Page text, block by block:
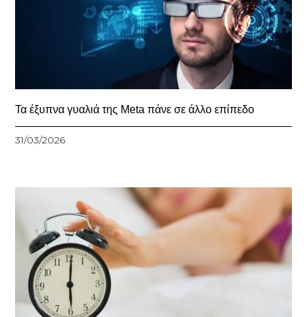
Τα έξυπνα γυαλιά της Meta πάνε σε άλλο επίπεδο
31/03/2026